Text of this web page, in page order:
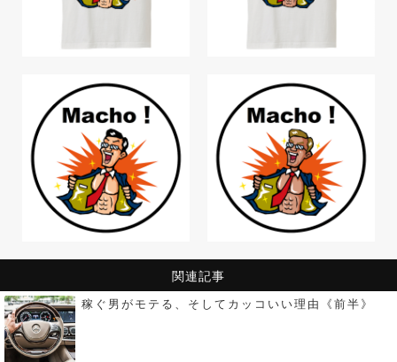
関連記事
稼ぐ男がモテる、そしてカッコいい理由《前半》